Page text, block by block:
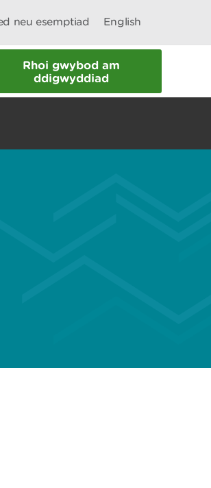
neu esemptiad English
Rhoi gwybod am
ddigwyddiad